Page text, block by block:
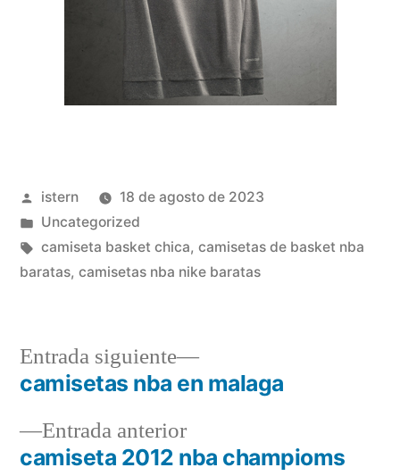
Publicado
por
istern
18 de agosto de 2023
Publicado
en
Uncategorized
Etiquetas:
camiseta basket chica, camisetas de basket nba
baratas, camisetas nba nike baratas
Navegación
deEntrada anteriorEntrada
anterior:
camiseta 2012 nba champioms
Entrada siguiente
Entrada
siguiente:
camisetas nba en malaga